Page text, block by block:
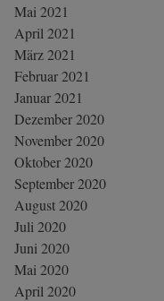
Mai 2021
April 2021
März 2021
Februar 2021
Januar 2021
Dezember 2020
November 2020
Oktober 2020
September 2020
August 2020
Juli 2020
Juni 2020
Mai 2020
April 2020